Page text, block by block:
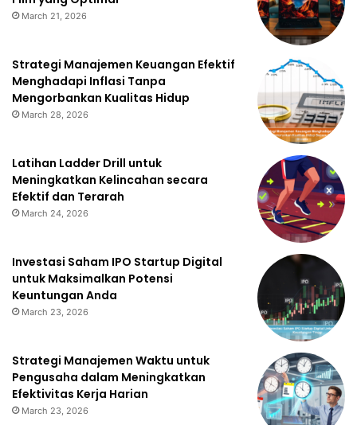
March 21, 2026
Strategi Manajemen Keuangan Efektif
Menghadapi Inflasi Tanpa
Mengorbankan Kualitas Hidup
March 28, 2026
Latihan Ladder Drill untuk
Meningkatkan Kelincahan secara
Efektif dan Terarah
March 24, 2026
Investasi Saham IPO Startup Digital
untuk Maksimalkan Potensi
Keuntungan Anda
March 23, 2026
Strategi Manajemen Waktu untuk
Pengusaha dalam Meningkatkan
Efektivitas Kerja Harian
March 23, 2026